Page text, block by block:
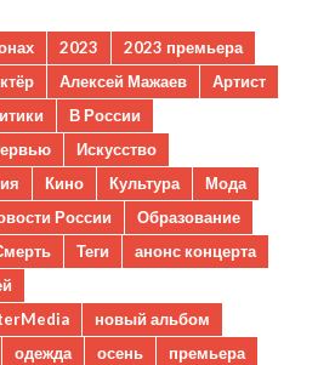
2023
2023 премьера
Алексей Мажаев
Артист
В России
Искусство
Кино Культура
Мода
России
Образование
Теги
анонс концерта
новый альбом
одежда осень
премьера